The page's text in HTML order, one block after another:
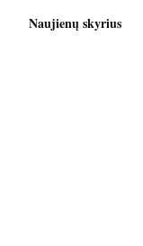
Naujienų skyrius